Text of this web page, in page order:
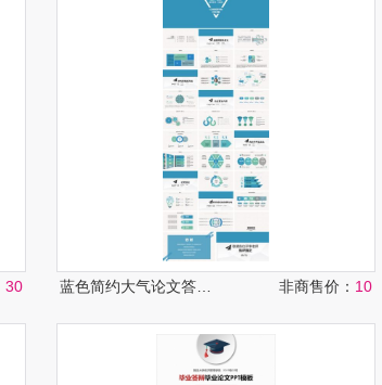
30 非商售价： 10